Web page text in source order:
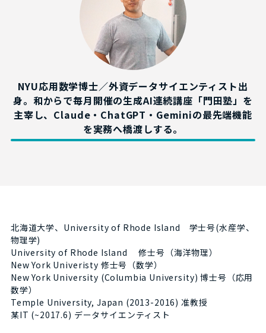
NYU応用数学博士／外資データサイエンティスト出
身。和からで毎月開催の生成AI連続講座「門田塾」を
主宰し、Claude・ChatGPT・Geminiの最先端機能
を実務へ橋渡しする。
北海道大学、University of Rhode Island 学士号(水産学、
物理学)
University of Rhode Island 修士号（海洋物理）
New York Univeristy 修士号（数学）
New York University (Columbia University) 博士号（応用
数学）
Temple University, Japan (2013-2016) 准教授
某IT (~2017.6) データサイエンティスト